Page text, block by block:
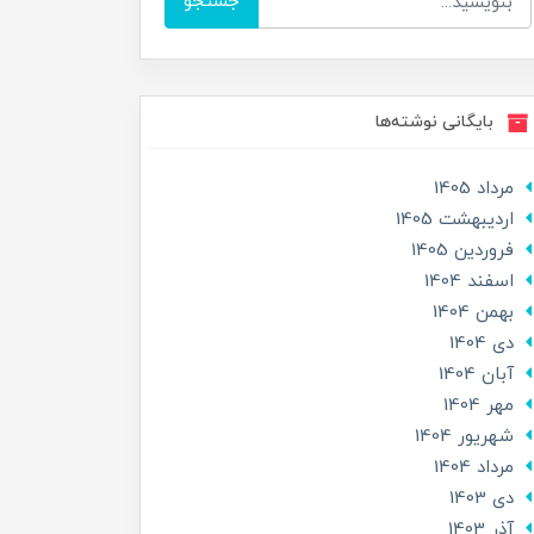
بایگانی نوشته‌ها
مرداد 1405
ارديبهشت 1405
فروردین 1405
اسفند 1404
بهمن 1404
دی 1404
آبان 1404
مهر 1404
شهریور 1404
مرداد 1404
دی 1403